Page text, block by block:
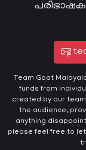
Team Goat
funds from
created by our
the audience,
anything
please feel free to